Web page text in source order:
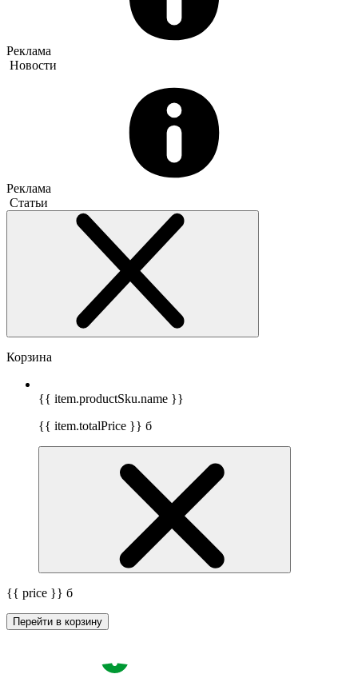
Реклама
Новости
Реклама
Статьи
Корзина
{{ item.productSku.name }}
{{ item.totalPrice }} б
{{ price }} б
Перейти в корзину